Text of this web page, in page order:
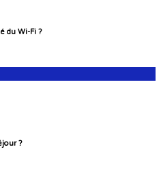
du Wi-Fi ?
?